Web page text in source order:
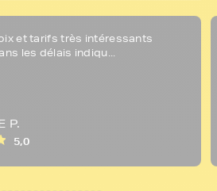
et tarifs très intéressants
les délais indiqu...
P.
5,0